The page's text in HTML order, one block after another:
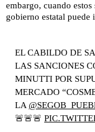
embargo, cuando
gobierno estatal
EL CABILDO DE
LAS SANCIONES
MINUTTI POR
MERCADO
LA
🚨🚨🚨